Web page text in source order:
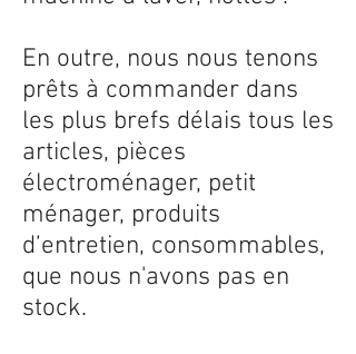
En outre, nous nous tenons
prêts à commander dans
les plus brefs délais tous les
articles, pièces
électroménager, petit
ménager, produits
d’entretien, consommables,
que nous n'avons pas en
stock.